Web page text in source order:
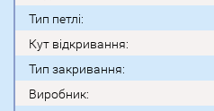
Тип петлі:
Кут відкривання:
Тип закривання:
Виробник: